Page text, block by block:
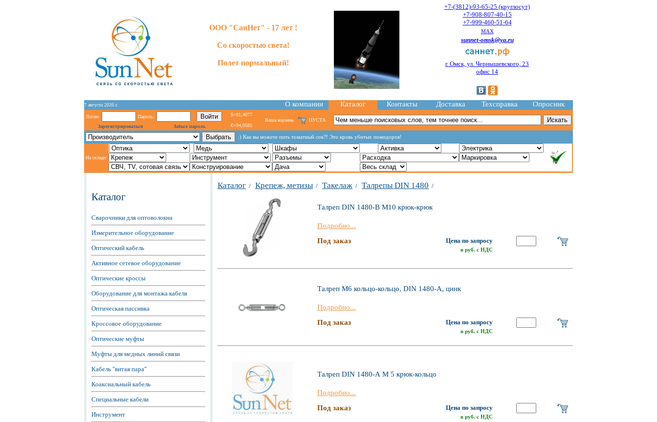
ООО "СанНет" - 17 лет !
Со скоростью света!
Полет нормальный!
+7-(3812)-93-65-25 (круглосут)
+7-908-807-40-15
+7-999-460-51-64
MAX
sunnet-omsk@ya.ru
г. Омск, ул. Чернышевского, 23
офис 14
7 августа 2026 г. О компании Каталог Контакты Доставка Техсправка Опросник
Логин:
Пароль:
Зарегистрироваться
Забыл пароль
$=81,4077
€=94,0585
Ваша корзина ПУСТА
:) Как вы можете пить томатный сок?! Это кровь убитых помидоров!
На складе:
Каталог
Сварочники для оптоволокна
Измерительное оборудование
Оптический кабель
Активное сетевое оборудование
Оптические кроссы
Оборудование для монтажа кабеля
Оптическая пассивка
Кроссовое оборудование
Оптические муфты
Муфты для медных линий связи
Кабель "витая пара"
Коаксиальный кабель
Специальные кабели
Инструмент
Каталог / Крепеж, метизы / Такелаж / Талрепы DIN 1480 /
Талреп DIN 1480-В М10 крюк-крюк
Подробно...
Под заказ
Цена по запросу
в руб. с НДС
Талреп М6 кольцо-кольцо, DIN 1480-А, цинк
Подробно...
Под заказ
Цена по запросу
в руб. с НДС
Талреп DIN 1480-А М 5 крюк-кольцо
Подробно...
Под заказ
Цена по запросу
в руб. с НДС